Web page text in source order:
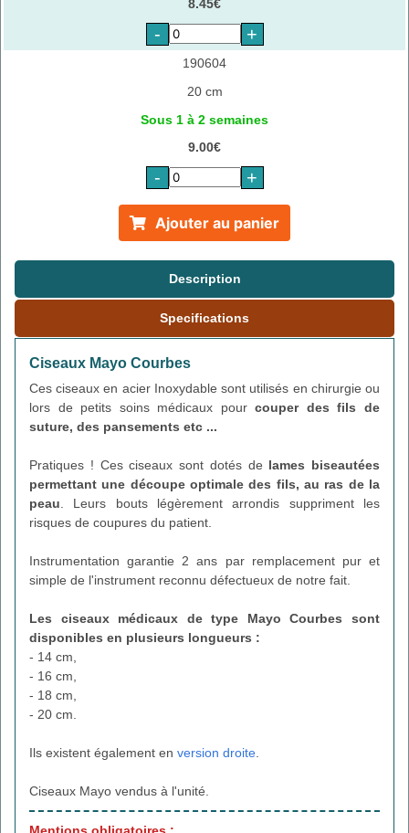
8.45€
- +
190604
20 cm
Sous 1 à 2 semaines
9.00€
- +
Ajouter au panier
Description
Specifications
Ciseaux Mayo Courbes
Ces ciseaux en acier Inoxydable sont utilisés en chirurgie ou
lors de petits soins médicaux pourcouper des fils de
suture, des pansements etc ...
Pratiques ! Ces ciseaux sont dotés de lames biseautées
permettant une découpe optimale des fils, au ras de la
peau . Leurs bouts légèrement arrondis suppriment les
risques de coupures du patient.
Instrumentation garantie 2 ans par remplacement pur et
simple de l'instrument reconnu défectueux de notre fait.
Les ciseaux médicaux de type Mayo Courbes sont
disponibles en plusieurs longueurs :
- 14 cm,
- 16 cm,
- 18 cm,
- 20 cm.
Ils existent également en version droite
Ciseaux Mayo vendus à l'unité.
Mentions obligatoires :